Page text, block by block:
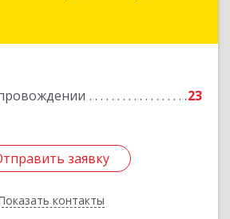
23
заявку
контакты
обл., г. Россошь, пер.
заявку
Назад